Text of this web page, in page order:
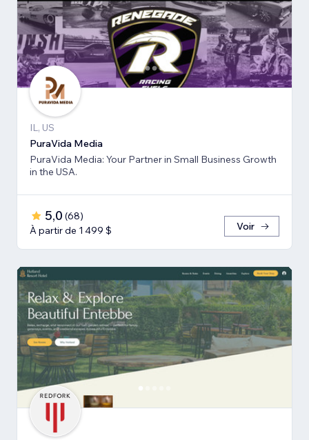
IL, US
PuraVida Media
PuraVida Media: Your Partner in Small Business Growth
in the USA.
5,0 (68)
À partir de 1 499 $
Voir